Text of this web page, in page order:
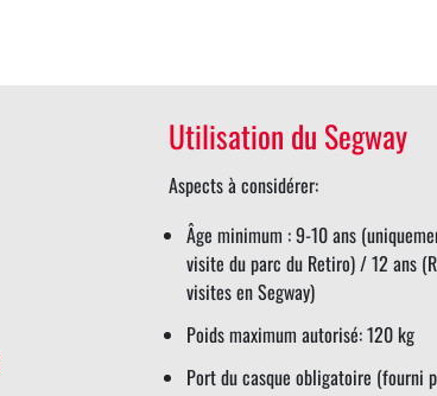
Utilisation du Segway
Aspects à considérer:
Âge minimum : 9-10 ans
visite du parc du Retiro) / 12 ans
visites en Segway)
Poids maximum autorisé: 120 kg
Port du casque obligatoire (fourni